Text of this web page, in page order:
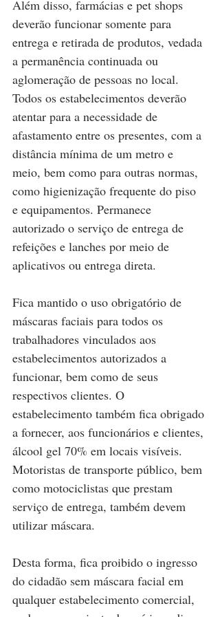
Além disso, farmácias e pet shops
deverão funcionar somente para
entrega e retirada de produtos, vedada
a permanência continuada ou
aglomeração de pessoas no local.
Todos os estabelecimentos deverão
atentar para a necessidade de
afastamento entre os presentes, com a
distância mínima de um metro e
meio, bem como para outras normas,
como higienização frequente do piso
e equipamentos. Permanece
autorizado o serviço de entrega de
refeições e lanches por meio de
aplicativos ou entrega direta.
Fica mantido o uso obrigatório de
máscaras faciais para todos os
trabalhadores vinculados aos
estabelecimentos autorizados a
funcionar, bem como de seus
respectivos clientes. O
estabelecimento também fica obrigado
a fornecer, aos funcionários e clientes,
álcool gel 70% em locais visíveis.
Motoristas de transporte público, bem
como motociclistas que prestam
serviço de entrega, também devem
utilizar máscara.
Desta forma, fica proibido o ingresso
do cidadão sem máscara facial em
qualquer estabelecimento comercial,